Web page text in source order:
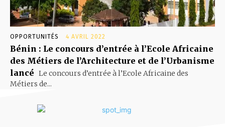
OPPORTUNITÉS 4 AVRIL 2022
Bénin : Le concours d’entrée à l’Ecole Africaine
des Métiers de l’Architecture et de l’Urbanisme
lancé Le concours d’entrée à l’Ecole Africaine des
Métiers de...